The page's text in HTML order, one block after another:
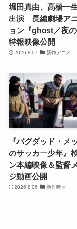
堀田真由、高橋一
出演 長編劇場ア
ョン『ghost／夜の
特報映像公開
2026.8.07 新作アニメ
『バグダッド・メ
のサッカー少年』
ン本編映像＆監督
ジ動画公開
2026.8.06 新作映画